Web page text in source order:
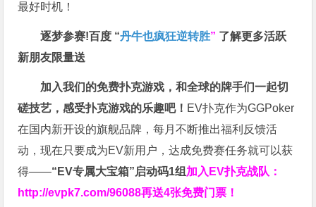
最好时机！
逐梦参赛!百度 “丹牛也疯狂逆转胜” 了解更多活跃
新朋友限量送
加入我们的免费扑克游戏，和全球的牌手们一起切
磋技艺，感受扑克游戏的乐趣吧！ EV扑克作为GGPoker
在国内新开设的旗舰品牌，每月不断推出福利反馈活
动，现在只要成为EV新用户，达成免费赛任务就可以获
得——“EV专属大宝箱”启动码1组 加入EV扑克战队：
http://evpk7.com/96088再送4张免费门票！